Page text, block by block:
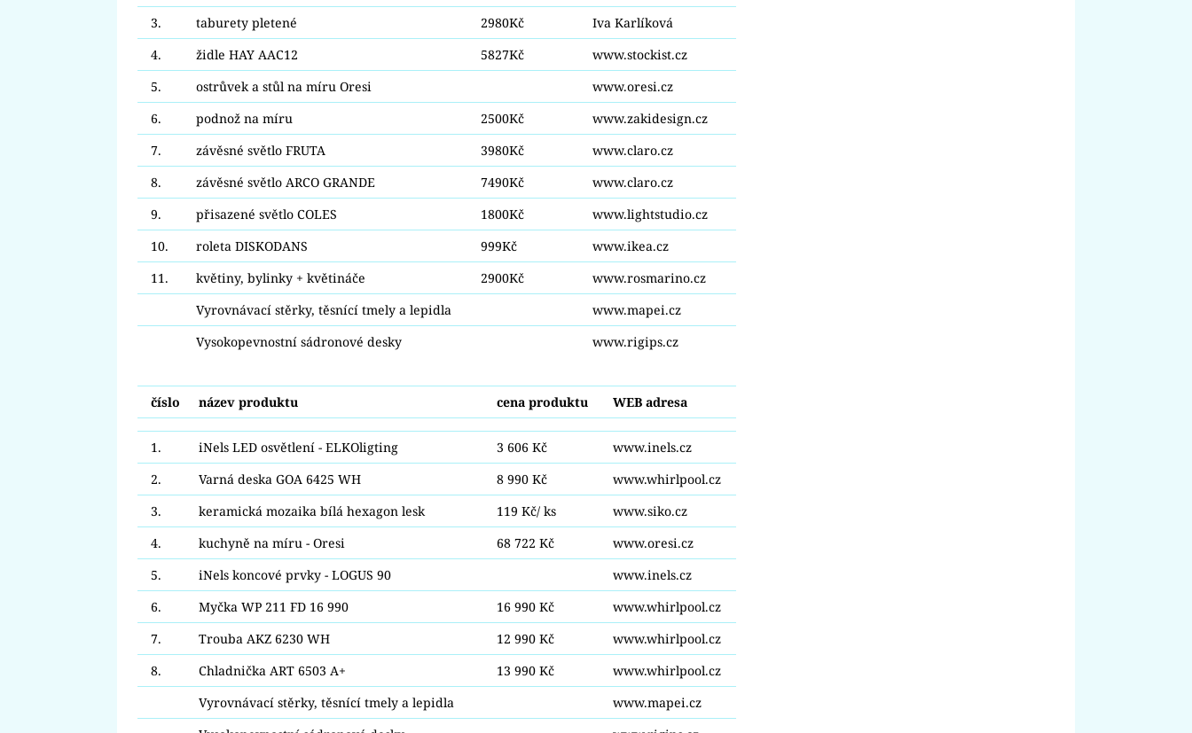
3.
taburety pletené 2980Kč
Iva Karlíková
4.
židle HAY AAC12 5827Kč
www.stockist.cz
5.
ostrůvek a stůl na míru Oresi
www.oresi.cz
6.
podnož na míru 2500Kč
www.zakidesign.cz
7.
závěsné světlo FRUTA 3980Kč
www.claro.cz
8.
závěsné světlo ARCO GRANDE 7490Kč
www.claro.cz
9.
přisazené světlo COLES 1800Kč
www.lightstudio.cz
10.
roleta DISKODANS 999Kč
www.ikea.cz
11.
květiny, bylinky + květináče 2900Kč
www.rosmarino.cz
Vyrovnávací stěrky, těsnící tmely a lepidla
www.mapei.cz
Vysokopevnostní sádronové desky
www.rigips.cz
číslo název produktu cena produktu WEB adresa
1. iNels LED osvětlení - ELKOligting 3 606 Kč
www.inels.cz
2.
Varná deska GOA 6425 WH 8 990 Kč
www.whirlpool.cz
3.
keramická mozaika bílá hexagon lesk 119 Kč/ ks
www.siko.cz
4.
kuchyně na míru - Oresi 68 722 Kč
www.oresi.cz
5.
iNels koncové prvky - LOGUS 90
www.inels.cz
6.
Myčka WP 211 FD 16 990 16 990 Kč
www.whirlpool.cz
7.
Trouba AKZ 6230 WH 12 990 Kč
www.whirlpool.cz
8.
Chladnička ART 6503 A+ 13 990 Kč
www.whirlpool.cz
Vyrovnávací stěrky, těsnící tmely a lepidla
www.mapei.cz